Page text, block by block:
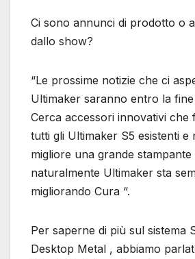
Ci sono annunci di prodotto o
dallo show?
“Le prossime notizie che ci
Ultimaker saranno entro la fine
Cerca accessori innovativi
tutti gli Ultimaker S5 esistenti e
migliore una grande stampante
naturalmente Ultimaker sta
migliorando Cura “.
Per saperne di più sul sistema
Desktop Metal , abbiamo